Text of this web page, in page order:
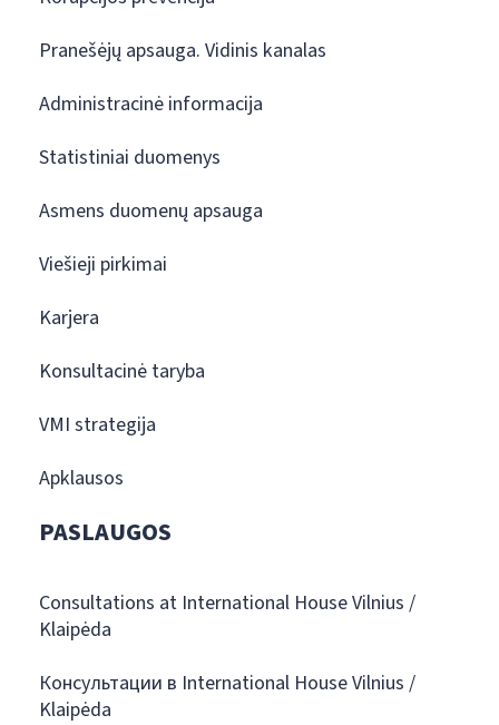
Pranešėjų apsauga. Vidinis kanalas
Administracinė informacija
Statistiniai duomenys
Asmens duomenų apsauga
Viešieji pirkimai
Karjera
Konsultacinė taryba
VMI strategija
Apklausos
PASLAUGOS
Consultations at International House Vilnius /
Klaipėda
Консультации в International House Vilnius /
Klaipėda